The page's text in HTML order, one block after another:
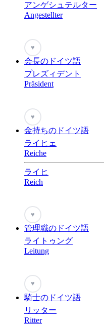
アンゲシュテルター
Angestellter
♥
会長のドイツ語
プレズィデント
Präsident
♥
金持ちのドイツ語
ライヒェ
Reiche
ライヒ
Reich
♥
管理職のドイツ語
ライトゥング
Leitung
♥
騎士のドイツ語
リッター
Ritter